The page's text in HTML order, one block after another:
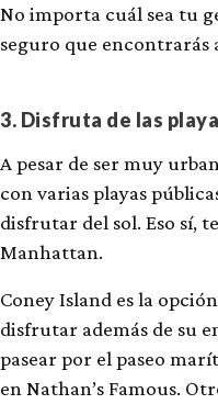
No importa cuál sea tu
seguro que encontrarás
3. Disfruta de las
A pesar de ser muy
con varias playas
disfrutar del sol. Eso sí,
Manhattan.
Coney Island es la
disfrutar además de su
pasear por el paseo
en Nathan’s Famous.